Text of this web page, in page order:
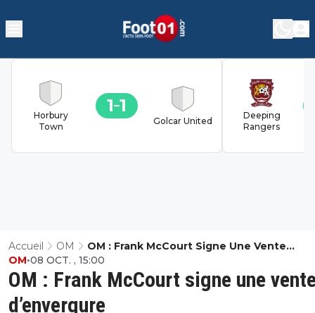
Horbury
Town
1 1
Golcar United
Deeping
Rangers
Accueil OM
OM : Frank McCourt Signe Une Vente
D’envergure
OM : Frank McCourt signe une
d’envergure
OM•08 OCT. , 15:00